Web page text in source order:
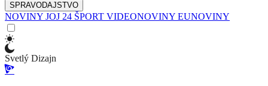
SPRAVODAJSTVO
NOVINY JOJ 24 ŠPORT VIDEONOVINY EUNOVINY
Svetlý Dizajn